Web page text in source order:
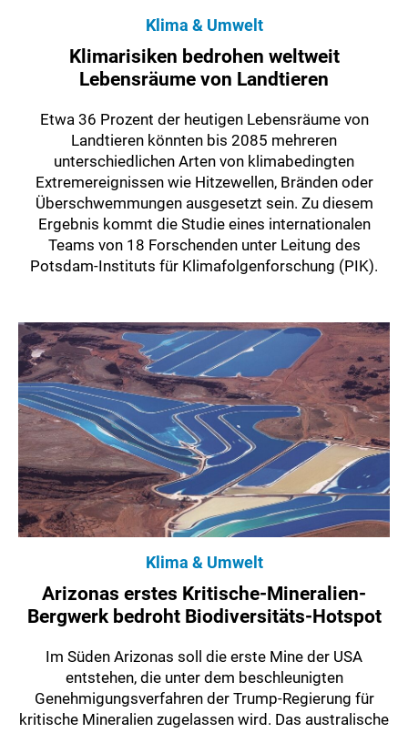
Klima & Umwelt
Klimarisiken bedrohen weltweit
Lebensräume von Landtieren
Etwa 36 Prozent der heutigen Lebensräume von
Landtieren könnten bis 2085 mehreren
unterschiedlichen Arten von klimabedingten
Extremereignissen wie Hitzewellen, Bränden oder
Überschwemmungen ausgesetzt sein. Zu diesem
Ergebnis kommt die Studie eines internationalen
Teams von 18 Forschenden unter Leitung des
Potsdam-Instituts für Klimafolgenforschung (PIK).
Klima & Umwelt
Arizonas erstes Kritische-Mineralien-
Bergwerk bedroht Biodiversitäts-Hotspot
Im Süden Arizonas soll die erste Mine der USA
entstehen, die unter dem beschleunigten
Genehmigungsverfahren der Trump-Regierung für
kritische Mineralien zugelassen wird. Das australische